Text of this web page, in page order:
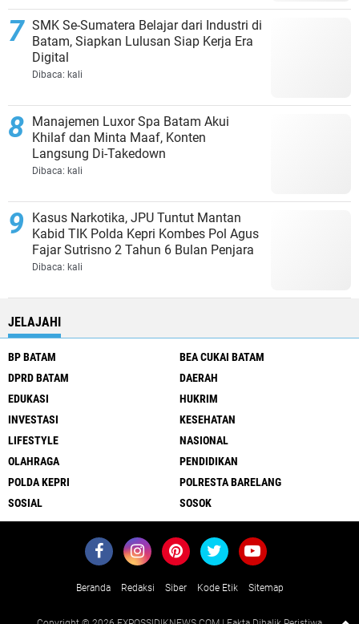
SMK Se-Sumatera Belajar dari Industri di
Batam, Siapkan Lulusan Siap Kerja Era
Digital
Dibaca: kali
Manajemen Luxor Spa Batam Akui
Khilaf dan Minta Maaf, Konten
Langsung Di-Takedown
Dibaca: kali
Kasus Narkotika, JPU Tuntut Mantan
Kabid TIK Polda Kepri Kombes Pol Agus
Fajar Sutrisno 2 Tahun 6 Bulan Penjara
Dibaca: kali
JELAJAHI
BP BATAM
BEA CUKAI BATAM
DPRD BATAM
DAERAH
EDUKASI
HUKRIM
INVESTASI
KESEHATAN
LIFESTYLE
NASIONAL
OLAHRAGA
PENDIDIKAN
POLDA KEPRI
POLRESTA BARELANG
SOSIAL
SOSOK
Beranda Redaksi Siber Kode Etik Sitemap